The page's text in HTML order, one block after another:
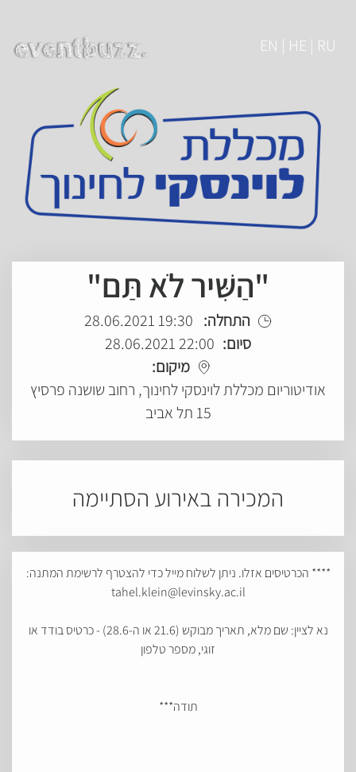
EN | HE | RU
"הַשִּׁיר לֹא תַּם"
התחלה: 19:30 28.06.2021
סיום: 22:00 28.06.2021
מיקום:
אודיטוריום מכללת לוינסקי לחינוך, רחוב שושנה פרסיץ
15 תל אביב
המכירה באירוע הסתיימה
**** הכרטיסים אזלו. ניתן לשלוח מייל כדי להצטרף לרשימת המתנה:
tahel.klein@levinsky.ac.il
נא לציין: שם מלא, תאריך מבוקש (21.6 או ה-28.6) - כרטיס בודד או
זוגי, מספר טלפון
תודה***